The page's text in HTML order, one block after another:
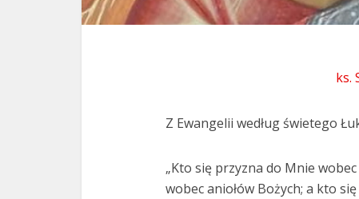
ks.
Z Ewangelii według świetego
„Kto się przyzna do Mnie
wobec aniołów Bożych; a kto